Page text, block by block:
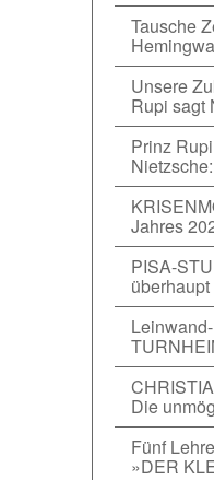
Tausche
Unsere
Rupi sagt
Prinz
Jahres
PISA-
Die
Fünf
»DER